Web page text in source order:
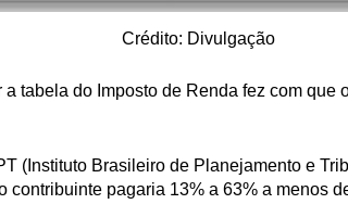
Crédito: Divulgação
tabela do Imposto de Renda fez com que
(Instituto Brasileiro de Planejamento e
contribuinte pagaria 13% a 63% a menos